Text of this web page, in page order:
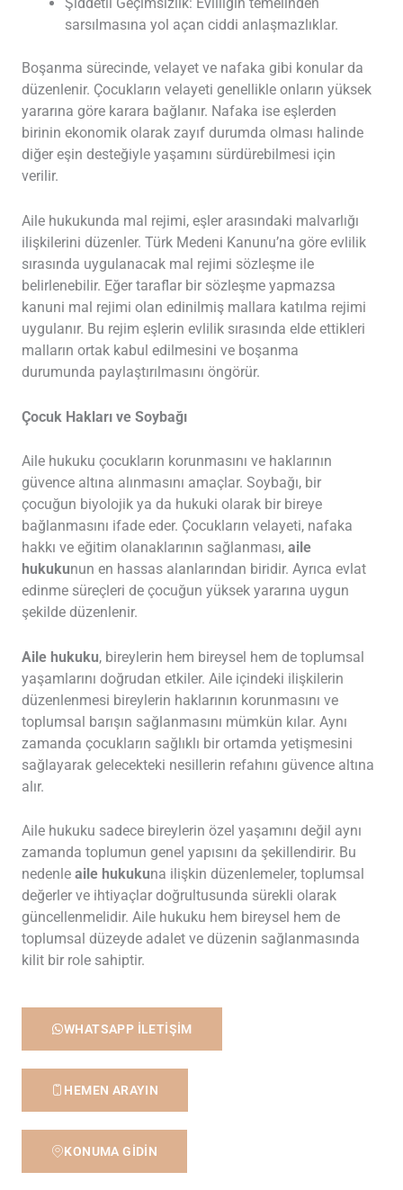
Şiddetli Geçimsizlik: Evliliğin temelinden
sarsılmasına yol açan ciddi anlaşmazlıklar.
Boşanma sürecinde, velayet ve nafaka gibi konular da
düzenlenir. Çocukların velayeti genellikle onların yüksek
yararına göre karara bağlanır. Nafaka ise eşlerden
birinin ekonomik olarak zayıf durumda olması halinde
diğer eşin desteğiyle yaşamını sürdürebilmesi için
verilir.
Aile hukukunda mal rejimi, eşler arasındaki malvarlığı
ilişkilerini düzenler. Türk Medeni Kanunu’na göre evlilik
sırasında uygulanacak mal rejimi sözleşme ile
belirlenebilir. Eğer taraflar bir sözleşme yapmazsa
kanuni mal rejimi olan edinilmiş mallara katılma rejimi
uygulanır. Bu rejim eşlerin evlilik sırasında elde ettikleri
malların ortak kabul edilmesini ve boşanma
durumunda paylaştırılmasını öngörür.
Çocuk Hakları ve Soybağı
Aile hukuku çocukların korunmasını ve haklarının
güvence altına alınmasını amaçlar. Soybağı, bir
çocuğun biyolojik ya da hukuki olarak bir bireye
bağlanmasını ifade eder. Çocukların velayeti, nafaka
hakkı ve eğitim olanaklarının sağlanması, aile
hukukunun en hassas alanlarından biridir. Ayrıca evlat
edinme süreçleri de çocuğun yüksek yararına uygun
şekilde düzenlenir.
Aile hukuku, bireylerin hem bireysel hem de toplumsal
yaşamlarını doğrudan etkiler. Aile içindeki ilişkilerin
düzenlenmesi bireylerin haklarının korunmasını ve
toplumsal barışın sağlanmasını mümkün kılar. Aynı
zamanda çocukların sağlıklı bir ortamda yetişmesini
sağlayarak gelecekteki nesillerin refahını güvence altına
alır.
Aile hukuku sadece bireylerin özel yaşamını değil aynı
zamanda toplumun genel yapısını da şekillendirir. Bu
nedenle aile hukukuna ilişkin düzenlemeler, toplumsal
değerler ve ihtiyaçlar doğrultusunda sürekli olarak
güncellenmelidir. Aile hukuku hem bireysel hem de
toplumsal düzeyde adalet ve düzenin sağlanmasında
kilit bir role sahiptir.
WHATSAPP İLETİŞİM
HEMEN ARAYIN
KONUMA GİDİN